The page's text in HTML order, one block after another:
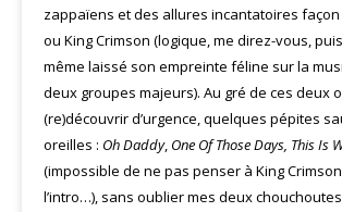
zappaïens et des allures incantatoires façon
ou King Crimson (logique, me direz-vous,
même laissé son empreinte féline sur la
deux groupes majeurs). Au gré de ces deux
(re)découvrir d’urgence, quelques pépites
oreilles : Oh Daddy, One Of Those Days, This Is
(impossible de ne pas penser à King
l’intro…), sans oublier mes deux